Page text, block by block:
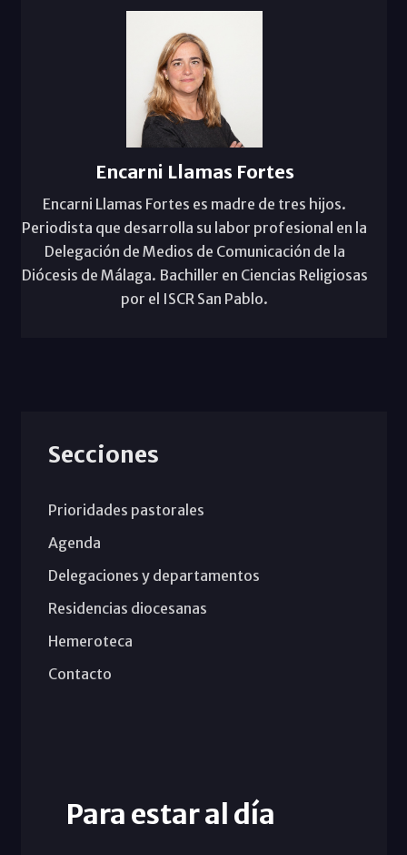
Encarni Llamas Fortes
Encarni Llamas Fortes es madre de tres hijos.
Periodista que desarrolla su labor profesional en la
Delegación de Medios de Comunicación de la
Diócesis de Málaga. Bachiller en Ciencias Religiosas
por el ISCR San Pablo.
Secciones
Prioridades pastorales
Agenda
Delegaciones y departamentos
Residencias diocesanas
Hemeroteca
Contacto
Para estar al día